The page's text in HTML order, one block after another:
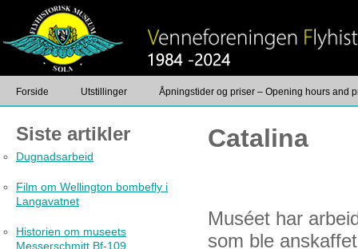
Forside Utstillinger Åpningstider og priser – Opening hours and
Kontakt
Siste artikler
Dugnadsarbeid
Film om Wellington bombefly i
Langavatnet
Historien om museets
Messerschmitt Bf-109
Catalina
Muséet har
som ble